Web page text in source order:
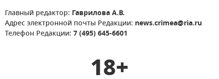
Главный редактор: Гаврилова А.В.
Адрес электронной почты Редакции: news.crimea@ria.ru
Телефон Редакции: 7 (495) 645-6601
18+